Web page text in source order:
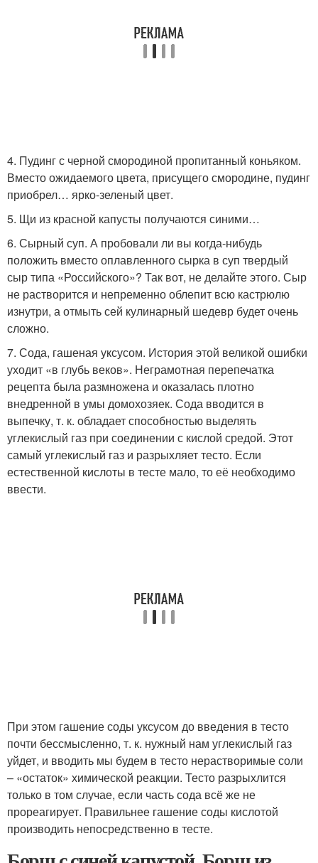
4. Пудинг с черной смородиной пропитанный коньяком.
Вместо ожидаемого цвета, присущего смородине, пудинг
приобрел… ярко-зеленый цвет.
5. Щи из красной капусты получаются синими…
6. Сырный суп. А пробовали ли вы когда-нибудь
положить вместо оплавленного сырка в суп твердый
сыр типа «Российского»? Так вот, не делайте этого. Сыр
не растворится и непременно облепит всю кастрюлю
изнутри, а отмыть сей кулинарный шедевр будет очень
сложно.
7. Сода, гашеная уксусом. История этой великой ошибки
уходит «в глубь веков». Неграмотная перепечатка
рецепта была размножена и оказалась плотно
внедренной в умы домохозяек. Сода вводится в
выпечку, т. к. обладает способностью выделять
углекислый газ при соединении с кислой средой. Этот
самый углекислый газ и разрыхляет тесто. Если
естественной кислоты в тесте мало, то её необходимо
ввести.
При этом гашение соды уксусом до введения в тесто
почти бессмысленно, т. к. нужный нам углекислый газ
уйдет, и вводить мы будем в тесто нерастворимые соли
– «остаток» химической реакции. Тесто разрыхлится
только в том случае, если часть сода всё же не
прореагирует. Правильнее гашение соды кислотой
производить непосредственно в тесте.